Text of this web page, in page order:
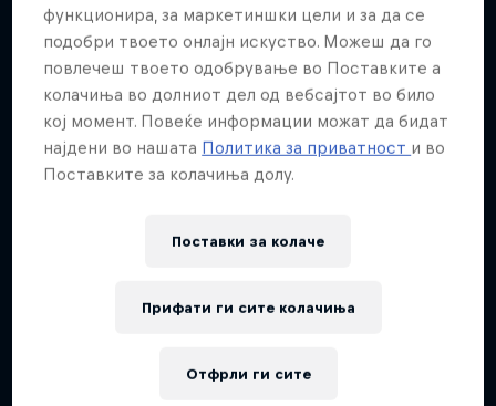
More Than Machine
функционира, за маркетиншки цели и за да се
подобри твоето онлајн искуство. Можеш да го
повлечеш твоето одобрување во Поставките а
колачиња во долниот дел од вебсајтот во било
кој момент. Повеќе информации можат да бидат
најдени во нашата Политика за приватност и во
Поставките за колачиња долу.
Поставки за колачe
Отфрли ги сите
Прифати ги сите колачиња